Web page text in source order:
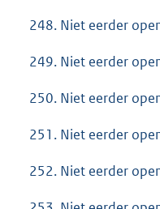
248. Niet eerder
249. Niet eerder
250. Niet eerder
251. Niet eerder
252. Niet eerder